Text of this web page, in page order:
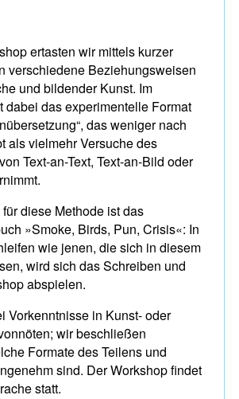
ertasten wir mittels kurzer
verschiedene Beziehungsweisen
und bildender Kunst. Im
dabei das experimentelle Format
das weniger nach
als vielmehr Versuche des
Text-an-Text, Text-an-Bild oder
diese Methode ist das
»Smoke, Birds, Pun, Crisis«: In
wie jenen, die sich in diesem
wird sich das Schreiben und
abspielen.
Vorkenntnisse in Kunst- oder
wir beschließen
Formate des Teilens und
sind. Der Workshop findet
statt.